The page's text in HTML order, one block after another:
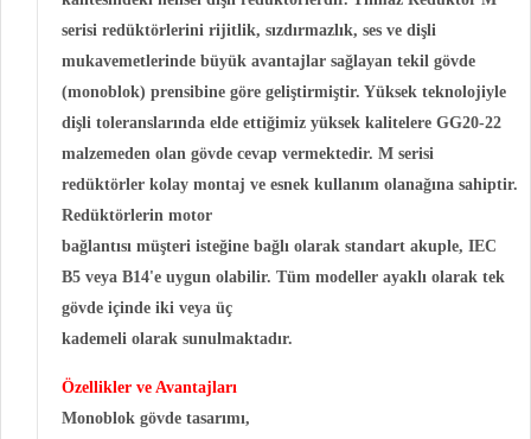
serisi redüktörlerini rijitlik, sızdırmazlık, ses ve dişli
mukavemetlerinde büyük avantajlar sağlayan tekil gövde
(monoblok) prensibine göre geliştirmiştir. Yüksek teknolojiyle
dişli toleranslarında elde ettiğimiz yüksek kalitelere GG20-22
malzemeden olan gövde cevap vermektedir. M serisi
redüktörler kolay montaj ve esnek kullanım olanağına sahiptir.
Redüktörlerin motor
bağlantısı müşteri isteğine bağlı olarak standart akuple, IEC
B5 veya B14'e uygun olabilir. Tüm modeller ayaklı olarak tek
gövde içinde iki veya üç
kademeli olarak sunulmaktadır.
Özellikler ve Avantajları
Monoblok gövde tasarımı,